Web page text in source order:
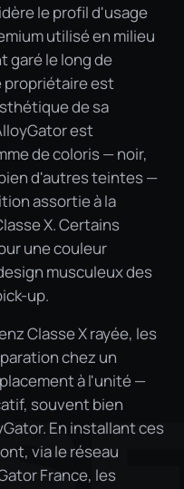
le profil d'usage
utilisé en milieu
garé le long de
est
de sa
est
de coloris — noir,
d'autres teintes —
assortie à la
X. Certains
une couleur
musculeux des
up.
Classe X rayée, les
chez un
à l'unité —
souvent bien
En installant ces
via le réseau
France, les